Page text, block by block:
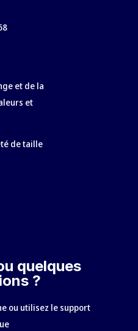
et de la
et
de taille
quelques
?
ou utilisez le support